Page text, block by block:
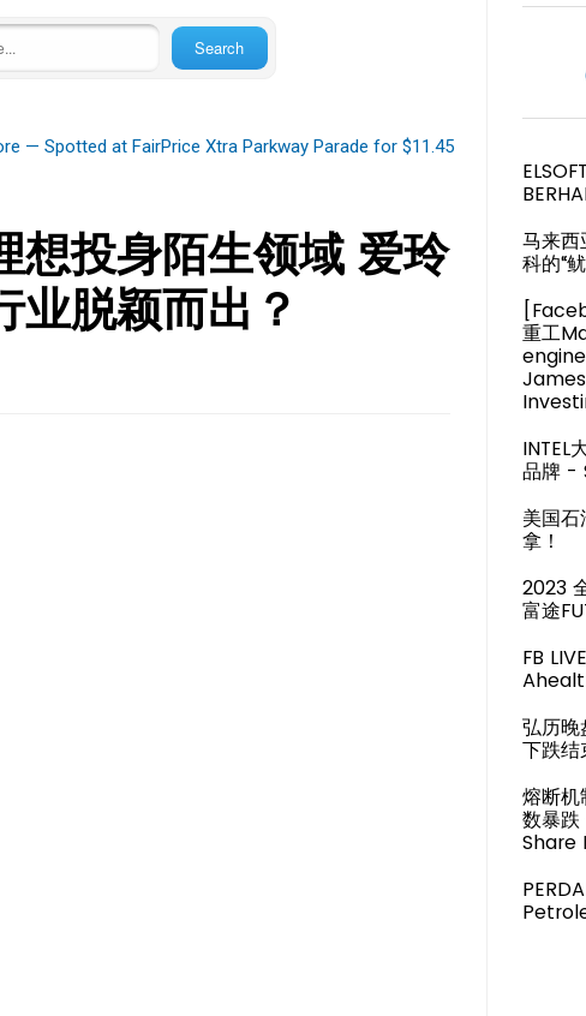
— Spotted at FairPrice Xtra Parkway Parade for $11.45
想投身陌生领域 爱玲
业脱颖而出？
马来西
科的“
重工
INTEL
品牌 -
美国
拿！
2023
富途
FB
弘历晚
下跌结
熔断
数暴
Share